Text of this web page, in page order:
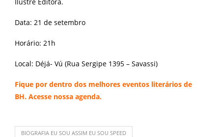
Data: 21 de setembro
Horário: 21h
Local: Déjá- Vú (Rua Sergipe 1395 – Savassi)
Fique por dentro dos melhores eventos literários de
BH. Acesse nossa agenda.
BIOGRAFIA EU SOU ASSIM EU SOU SPEED